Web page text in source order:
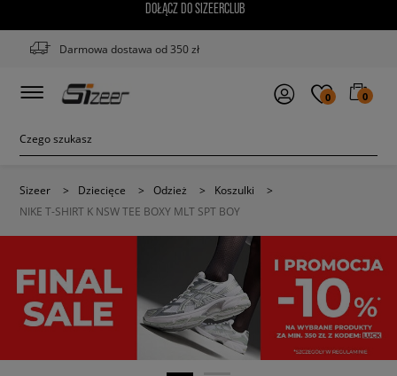
DOŁĄCZ DO SIZEERCLUB
Darmowa dostawa od 350 zł
0 0
Sizeer > Dziecięce > Odzież > Koszulki
>
NIKE T-SHIRT K NSW TEE BOXY MLT SPT BOY